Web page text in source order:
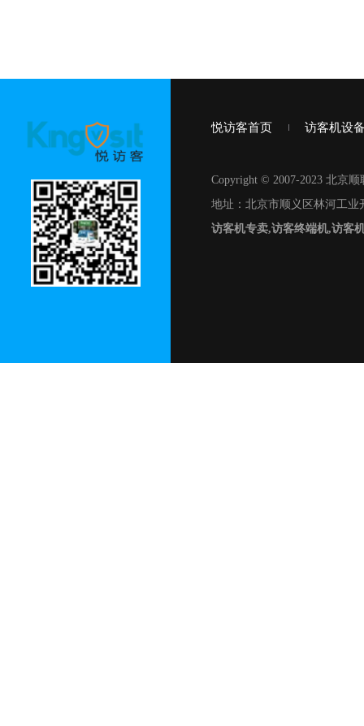
悦访客首页 访客机设
Copyright © 2007-2023 北京
地址：北京市顺义区林河工业
访客机专卖,访客终端机,访客